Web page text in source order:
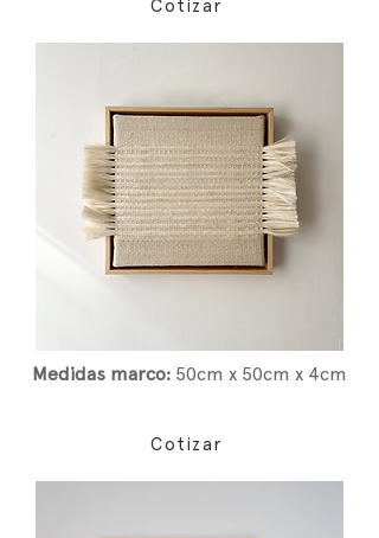
Cotizar
Medidas marco: 50cm x 50cm x 4cm
Cotizar